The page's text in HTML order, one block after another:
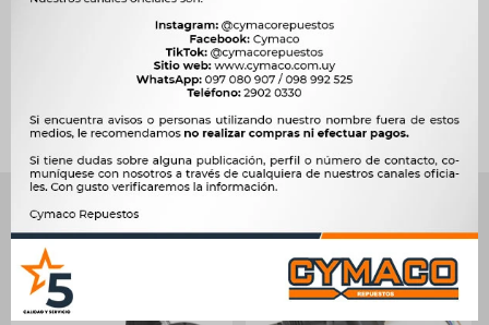
Ver mas productos de la marca Sin Marca
Productos que te pueden interesar